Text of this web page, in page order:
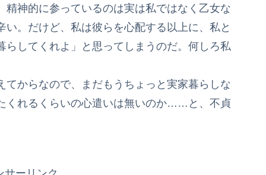
神的に参っているのは実は私ではなく乙女な
。だけど、私は彼らを心配する以上に、私と
してくれよ」と思ってしまうのだ。何しろ私
からなので、まだもうちょっと実家暮らしな
くれるくらいの心遣いは無いのか……と、不貞